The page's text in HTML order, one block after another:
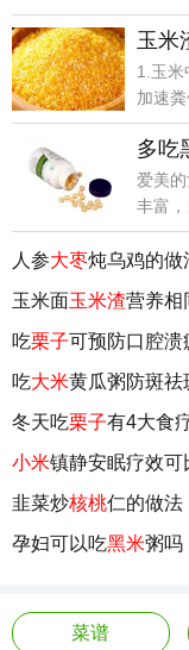
玉米
1.玉米
加速
多吃
爱美
丰富
人参大枣炖乌鸡的做
玉米面玉米渣营养相
吃栗子可预防口腔溃
吃大米黄瓜粥防斑祛
冬天吃栗子有4大食
小米镇静安眠疗效可
韭菜炒核桃仁的做法
孕妇可以吃黑米粥吗
菜谱